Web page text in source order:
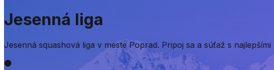
Jesenná liga
Jesenná squashová liga v meste Poprad. Pripoj sa a súťaž s
⚫